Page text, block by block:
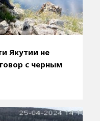
Якутии не
с черным